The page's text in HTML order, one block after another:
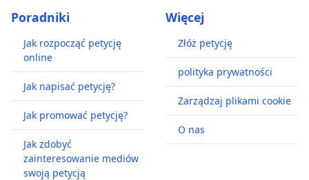
Poradniki
Jak rozpocząć petycję
online
Jak napisać petycję?
Jak promować petycję?
Jak zdobyć
zainteresowanie mediów
swoją petycją
Więcej
Złóż petycję
polityka prywatności
Zarządzaj plikami cookie
O nas